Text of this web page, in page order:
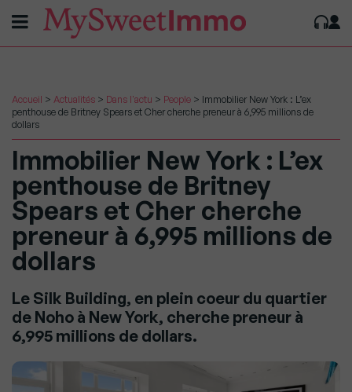
Accueil > Actualités > Dans l'actu > People > Immobilier New York : L’ex
penthouse de Britney Spears et Cher cherche preneur à 6,995 millions de
dollars
Immobilier New York : L’ex
penthouse de Britney
Spears et Cher cherche
preneur à 6,995 millions de
dollars
Le Silk Building, en plein coeur du quartier
de Noho à New York, cherche preneur à
6,995 millions de dollars.